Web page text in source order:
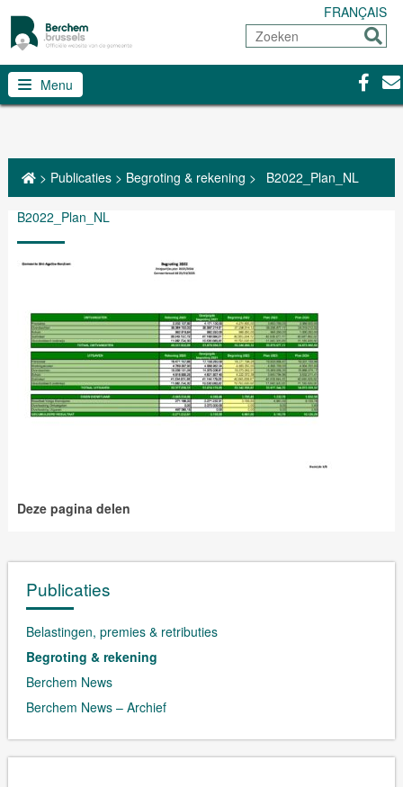
FRANÇAIS
Zoeken
Sturen
Menu
> Publicaties> Begroting & rekening > B2022_Plan_NL
B2022_Plan_NL
Deze pagina delen
Publicaties
Belastingen, premies & retributies
Begroting & rekening
Berchem News
Berchem News – Archief